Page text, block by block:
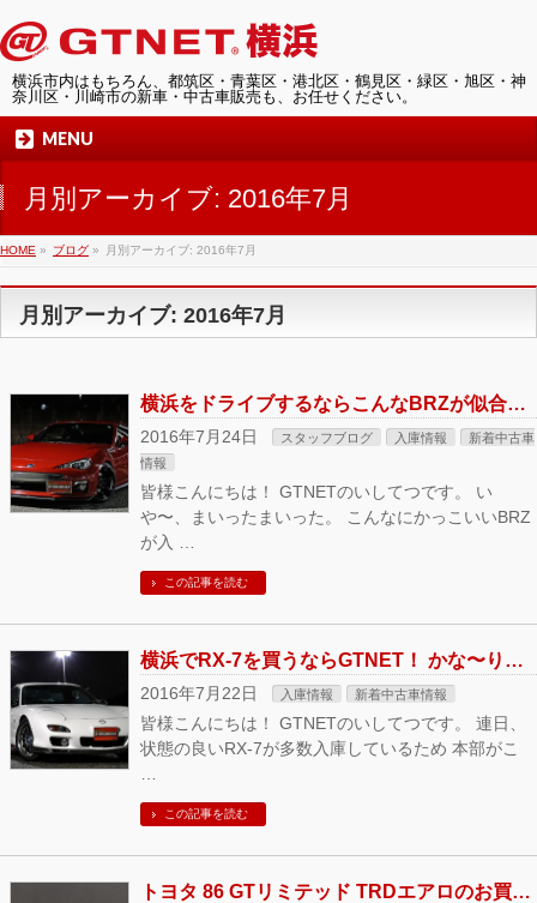
横浜市内はもちろん、都筑区・青葉区・港北区・鶴見区・緑区・旭区・神
奈川区・川崎市の新車・中古車販売も、お任せください。
MENU
月別アーカイブ: 2016年7月
HOME » ブログ » 月別アーカイブ: 2016年7月
月別アーカイブ: 2016年7月
横浜をドライブするならこんなBRZが似合います！
2016年7月24日 スタッフブログ 入庫情報
新着中古車
情報
皆様こんにちは！ GTNETのいしてつです。 い
や〜、まいったまいった。 こんなにかっこいいBRZ
が入 …
この記事を読む
横浜でRX-7を買うならGTNET！ かな〜りキレイな1台が入庫いたしました！
2016年7月22日 入庫情報 新着中古車情報
皆様こんにちは！ GTNETのいしてつです。 連日、
状態の良いRX-7が多数入庫しているため 本部がこ
この記事を読む
トヨタ 86 GTリミテッド TRDエアロのお買い得車入庫しました！